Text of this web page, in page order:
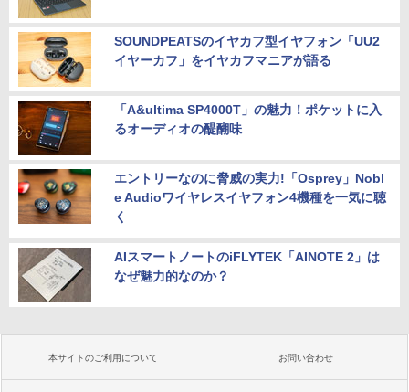
SOUNDPEATSのイヤカフ型イヤフォン「UU2
イヤーカフ」をイヤカフマニアが語る
「A&ultima SP4000T」の魅力！ポケットに入
るオーディオの醍醐味
エントリーなのに脅威の実力!「Osprey」Nobl
e Audioワイヤレスイヤフォン4機種を一気に聴
く
AIスマートノートのiFLYTEK「AINOTE 2」は
なぜ魅力的なのか？
本サイトのご利用について お問い合わせ